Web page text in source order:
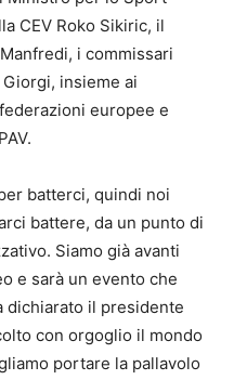
CEV Roko Sikiric, il
i commissari
insieme ai
europee e
batterci, quindi noi
battere, da un punto di
Siamo già avanti
e sarà un evento che
dichiarato il presidente
con orgoglio il mondo
portare la pallavolo